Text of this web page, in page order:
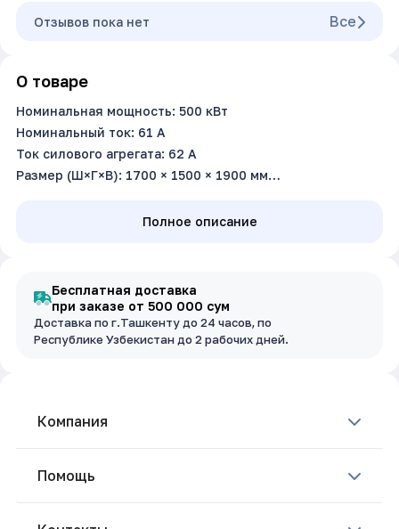
Oтзывов пока нет Все
О товаре
Номинальная мощность: 500 кВт
Номинальный ток: 61 А
Ток силового агрегата: 62 А
Размер (Ш×Г×В): 1700 × 1500 × 1900 мм
Полное описание
Бесплатная доставка
при заказе от 500 000 сум
Доставка по г.Ташкенту до 24 часов, по
Республике Узбекистан до 2 рабочих дней.
Компания
Помощь